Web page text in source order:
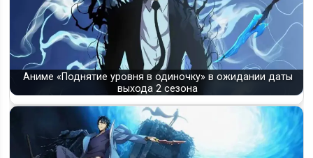
Аниме «Поднятие уровня в одиночку» в ожидании даты
выхода 2 сезона